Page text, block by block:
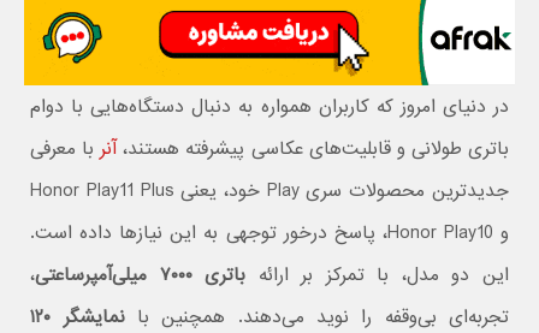
در دنیای امروز که کاربران همواره به دنبال دستگاه‌هایی با دوام
باتری طولانی و قابلیت‌های عکاسی پیشرفته هستند،آنربا معرفی
جدیدترین محصولات سری Play خود، یعنی Honor Play11 Plus
و Honor Play10، پاسخ درخور توجهی به این نیازها داده است.
این دو مدل، با تمرکز بر ارائه باتری ۷۰۰۰ میلی‌آمپرساعتی
،
تجربه‌ای بی‌وقفه را نوید می‌دهند. همچنین با
نمایشگر ۱۲۰